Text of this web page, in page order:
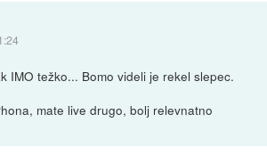
IMO težko... Bomo videli je rekel slepec.
mate live drugo, bolj relevnatno